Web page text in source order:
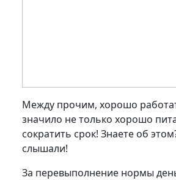
Между прочим, хорошо
значило не только хорошо
сократить срок! Знаете об
слышали!
За перевыполнение нормы